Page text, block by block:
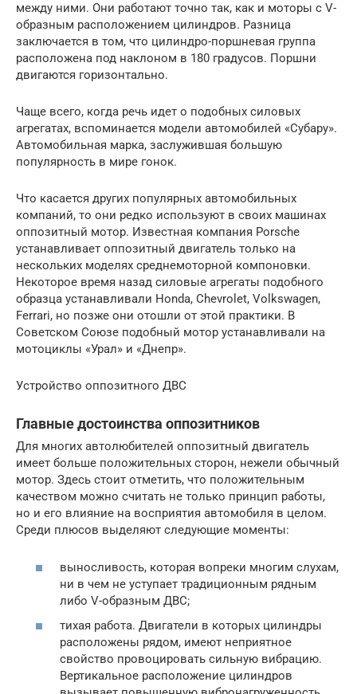
между ними. Они работают точно так, как и моторы с V-
образным расположением цилиндров. Разница
заключается в том, что цилиндро-поршневая группа
расположена под наклоном в 180 градусов. Поршни
двигаются горизонтально.
Чаще всего, когда речь идет о подобных силовых
агрегатах, вспоминается модели автомобилей «Субару».
Автомобильная марка, заслужившая большую
популярность в мире гонок.
Что касается других популярных автомобильных
компаний, то они редко используют в своих машинах
оппозитный мотор. Известная компания Porsche
устанавливает оппозитный двигатель только на
нескольких моделях среднемоторной компоновки.
Некоторое время назад силовые агрегаты подобного
образца устанавливали Honda, Chevrolet, Volkswagen,
Ferrari, но позже они отошли от этой практики. В
Советском Союзе подобный мотор устанавливали на
мотоциклы «Урал» и «Днепр».
Устройство оппозитного ДВС
Главные достоинства оппозитников
Для многих автолюбителей оппозитный двигатель
имеет больше положительных сторон, нежели обычный
мотор. Здесь стоит отметить, что положительным
качеством можно считать не только принцип работы,
но и его влияние на восприятия автомобиля в целом.
Среди плюсов выделяют следующие моменты:
выносливость, которая вопреки многим слухам,
ни в чем не уступает традиционным рядным
либо V-образным ДВС;
тихая работа. Двигатели в которых цилиндры
расположены рядом, имеют неприятное
свойство провоцировать сильную вибрацию.
Вертикальное расположение цилиндров